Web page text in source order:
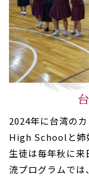
2024年に台湾の
High Schoolと姉
生徒は毎年秋に
流プログラムで